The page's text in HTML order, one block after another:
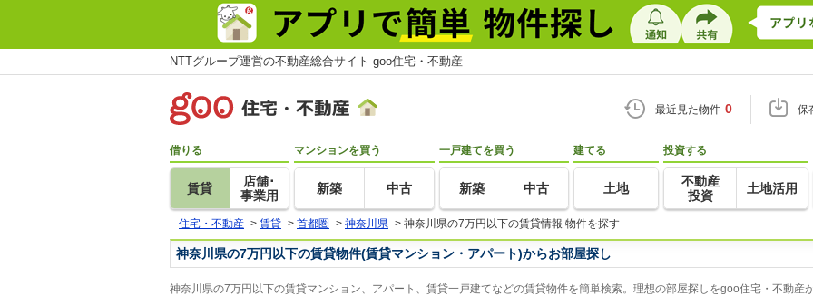
NTTグループ運営の不動産総合サイト goo住宅・不動産
最近見た物件 0 保
借りる
賃貸
店舗･
事業用
マンションを買う
新築 中古
一戸建てを買う
新築 中古
建てる
土地
投資する
不動産
投資
土地活用
住宅・不動産 > 賃貸 > 首都圏 > 神奈川県 > 神奈川県の7万円以下の賃貸情報 物件を探す
神奈川県の7万円以下の賃貸物件(賃貸マンション・アパート)からお部屋探し
神奈川県の7万円以下の賃貸マンション、アパート、賃貸一戸建てなどの賃貸物件を簡単検索。理想の部屋探しをgoo住宅・不動産